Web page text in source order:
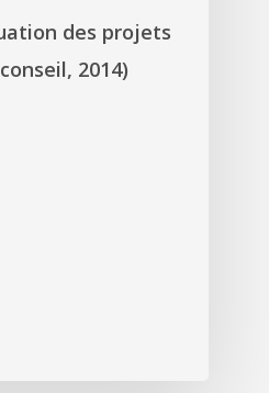
des projets
2014)